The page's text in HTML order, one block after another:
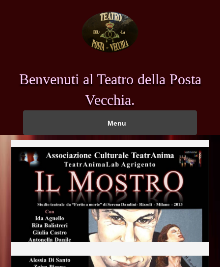
Benvenuti al Teatro della Posta
Vecchia.
Menu